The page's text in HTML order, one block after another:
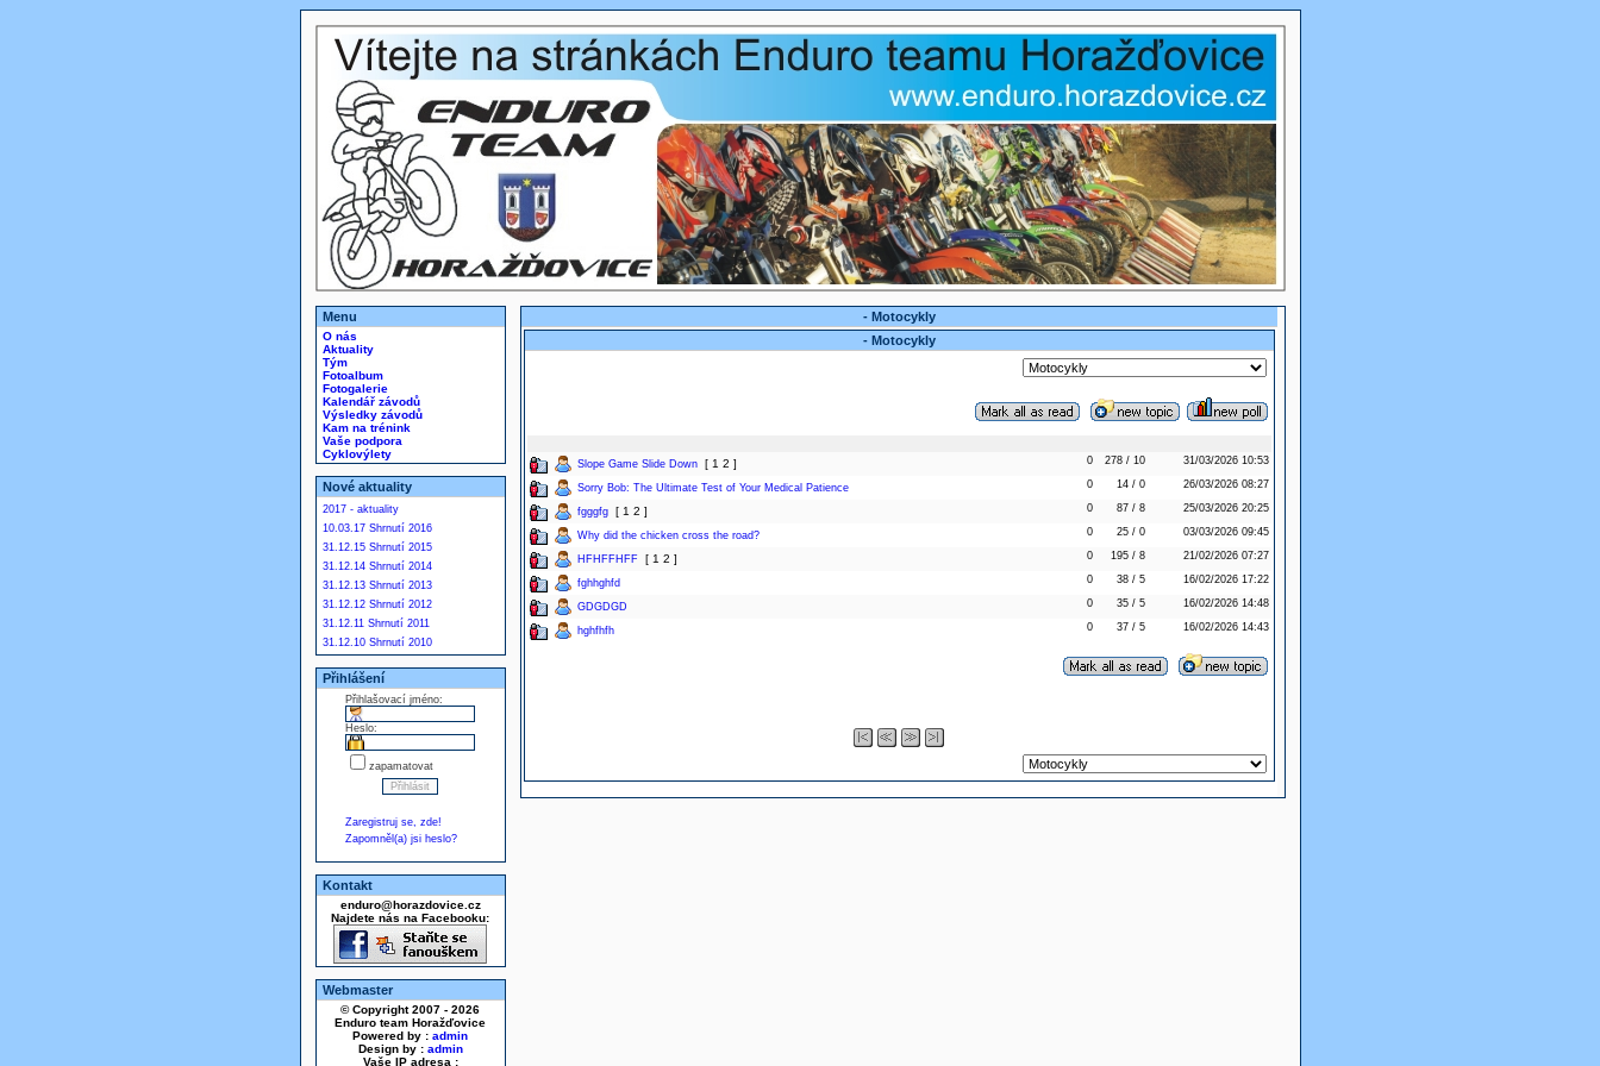
Menu
O nás
Aktuality
Tým
Fotoalbum
Fotogalerie
Kalendář závodů
Výsledky závodů
Kam na trénink
Vaše podpora
Cyklovýlety
Nové aktuality
2017 - aktuality
10.03.17 Shrnutí 2016
31.12.15 Shrnutí 2015
31.12.14 Shrnutí 2014
31.12.13 Shrnutí 2013
31.12.12 Shrnutí 2012
31.12.11 Shrnutí 2011
31.12.10 Shrnutí 2010
Přihlášení
Přihlašovací jméno:
Heslo:
zapamatovat
Zaregistruj se, zde!
Zapomněl(a) jsi heslo?
Kontakt
enduro@horazdovice.cz
Najdete nás na Facebooku:
Webmaster
© Copyright 2007 - 2026
Enduro team Horažďovice
Powered by : admin
Design by : admin
Vaše IP adresa :
- Motocykly
- Motocykly
Slope Game Slide Down [ 1 2 ] 0 278 / 10 31/03/2026 10:53
Sorry Bob: The Ultimate Test of Your Medical Patience 0 14 / 0 26/03/2026 08:27
fgggfg [ 1 2 ] 0 87 / 8 25/03/2026 20:25
Why did the chicken cross the road? 0 25 / 0 03/03/2026 09:45
HFHFFHFF [ 1 2 ] 0 195 / 8 21/02/2026 07:27
fghhghfd 0 38 / 5 16/02/2026 17:22
GDGDGD 0 35 / 5 16/02/2026 14:48
hghfhfh 0 37 / 5 16/02/2026 14:43